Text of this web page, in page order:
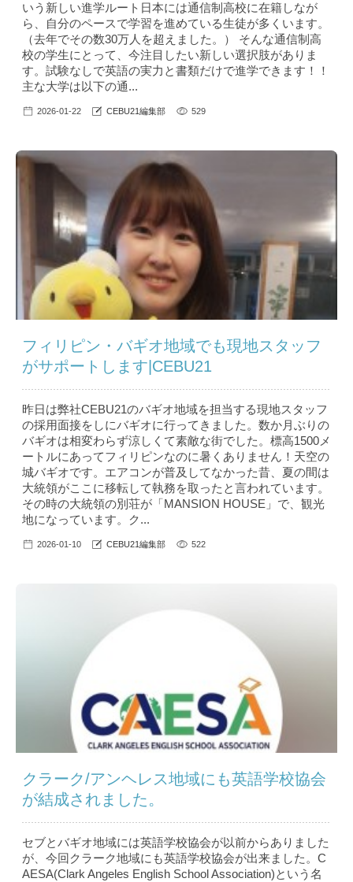
いう新しい進学ルート日本には通信制高校に在籍しなが
ら、自分のペースで学習を進めている生徒が多くいます。
（去年でその数30万人を超えました。） そんな通信制高
校の学生にとって、今注目したい新しい選択肢がありま
す。試験なしで英語の実力と書類だけで進学できます！！
主な大学は以下の通...
2026-01-22 CEBU21編集部 529
フィリピン・バギオ地域でも現地スタッフ
がサポートします|CEBU21
昨日は弊社CEBU21のバギオ地域を担当する現地スタッフ
の採用面接をしにバギオに行ってきました。数か月ぶりの
バギオは相変わらず涼しくて素敵な街でした。標高1500メ
ートルにあってフィリピンなのに暑くありません！天空の
城バギオです。エアコンが普及してなかった昔、夏の間は
大統領がここに移転して執務を取ったと言われています。
その時の大統領の別荘が「MANSION HOUSE」で、観光
地になっています。ク...
2026-01-10 CEBU21編集部 522
クラーク/アンヘレス地域にも英語学校協会
が結成されました。
セブとバギオ地域には英語学校協会が以前からありました
が、今回クラーク地域にも英語学校協会が出来ました。C
AESA(Clark Angeles English School Association)という名